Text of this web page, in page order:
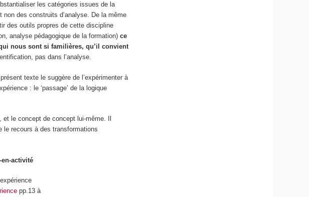
les catégories issues de la
non des construits d’analyse. De la même
des outils propres de cette discipline
analyse pédagogique de la formation)ce
nous sont si familières, qu’il convient
pas dans l’analyse.
texte le suggère de l’expérimenter à
: le ‘passage’ de la logique
le concept de concept lui-même. Il
le recours à des transformations
activité
pp.13 à